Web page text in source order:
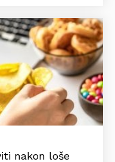
nakon loše